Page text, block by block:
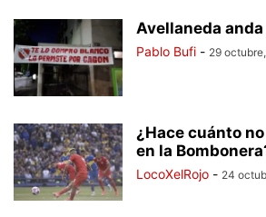
Avellaneda
Pablo Bufi - 29
¿Hace cuánto
en la
LocoXelRojo - 24